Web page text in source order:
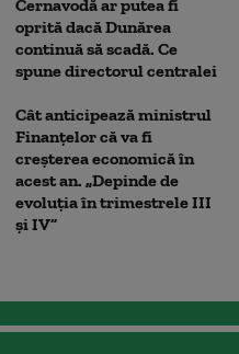
Cernavodă ar putea fi
oprită dacă Dunărea
continuă să scadă. Ce
spune directorul centralei
Cât anticipează ministrul
Finanțelor că va fi
creşterea economică în
acest an. „Depinde de
evoluţia în trimestrele III
şi IV”